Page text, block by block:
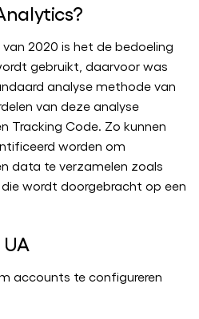
2020 is het de bedoeling
gebruikt, daarvoor was
analyse methode van
van deze analyse
Tracking Code. Zo kunnen
worden om
data te verzamelen zoals
wordt doorgebracht op een
accounts te configureren